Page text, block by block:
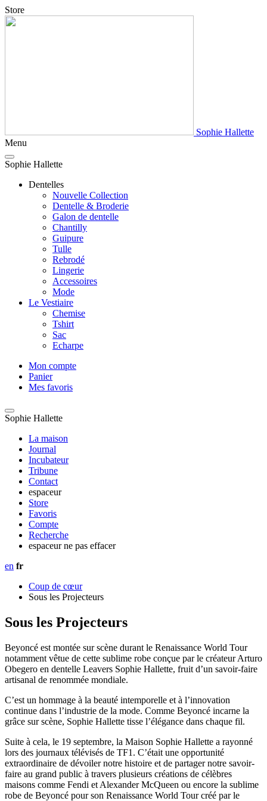
Store
Sophie Hallette
Menu
Sophie Hallette
Dentelles
Nouvelle Collection
Dentelle & Broderie
Galon de dentelle
Chantilly
Guipure
Tulle
Rebrodé
Lingerie
Accessoires
Mode
Le Vestiaire
Chemise
Tshirt
Sac
Echarpe
Mon compte
Panier
Mes favoris
Sophie Hallette
La maison
Journal
Incubateur
Tribune
Contact
espaceur
Store
Favoris
Compte
Recherche
espaceur ne pas effacer
en fr
Coup de cœur
Sous les Projecteurs
Sous les Projecteurs
Beyoncé est montée sur scène durant le Renaissance World Tour
notamment vêtue de cette sublime robe conçue par le créateur Arturo
Obegero en dentelle Leavers Sophie Hallette, fruit d’un savoir-faire
artisanal de renommée mondiale.
C’est un hommage à la beauté intemporelle et à l’innovation
continue dans l’industrie de la mode. Comme Beyoncé incarne la
grâce sur scène, Sophie Hallette tisse l’élégance dans chaque fil.
Suite à cela, le 19 septembre, la Maison Sophie Hallette a rayonné
lors des journaux télévisés de TF1. C’était une opportunité
extraordinaire de dévoiler notre histoire et de partager notre savoir-
faire au grand public à travers plusieurs créations de célèbres
maisons comme Fendi et Alexander McQueen ou encore la sublime
robe de Beyoncé pour son Renaissance World Tour créé par le